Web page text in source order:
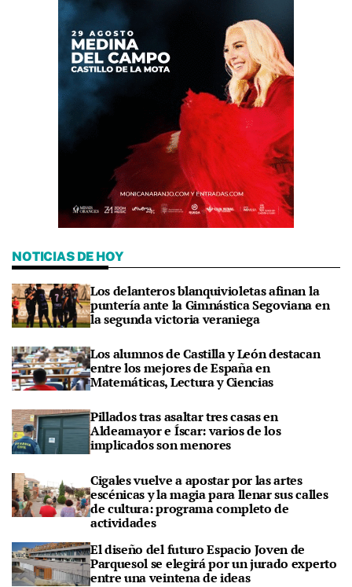
NOTICIAS DE HOY
Los delanteros blanquivioletas afinan la
puntería ante la Gimnástica Segoviana en
la segunda victoria veraniega
Los alumnos de Castilla y León destacan
entre los mejores de España en
Matemáticas, Lectura y Ciencias
Pillados tras asaltar tres casas en
Aldeamayor e Íscar: varios de los
implicados son menores
Cigales vuelve a apostar por las artes
escénicas y la magia para llenar sus calles
de cultura: programa completo de
actividades
El diseño del futuro Espacio Joven de
Parquesol se elegirá por un jurado experto
entre una veintena de ideas